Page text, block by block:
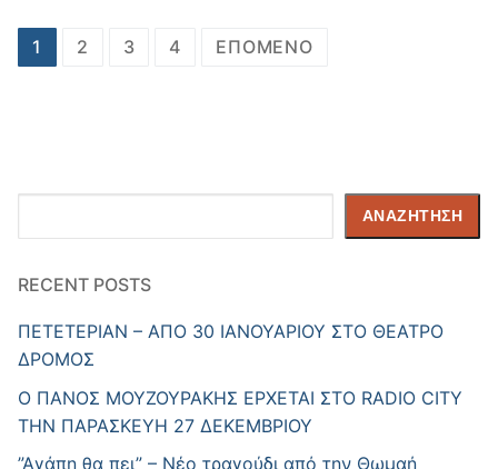
Σελιδοποίηση
1 2 3 4 ΕΠΌΜΕΝΟ
ΑΝΑΖΉΤΗΣΗ
RECENT POSTS
ΠΕΤΕΤΕΡΙΑΝ – ΑΠΟ 30 ΙΑΝΟΥΑΡΙΟΥ ΣΤΟ ΘΕΑΤΡΟ
ΔΡΟΜΟΣ
Ο ΠΑΝΟΣ ΜΟΥΖΟΥΡΑΚΗΣ ΕΡΧΕΤΑΙ ΣΤΟ RADIO CITY
ΤΗΝ ΠΑΡΑΣΚΕΥΗ 27 ΔΕΚΕΜΒΡΙΟΥ
”Αγάπη θα πει” – Νέο τραγούδι από την Θωμαή